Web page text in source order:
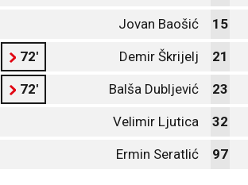
Jovan Baošić 15
72' Demir Škrijelj 21
72' Balša Dubljević 23
Velimir Ljutica 32
Ermin Seratlić 97